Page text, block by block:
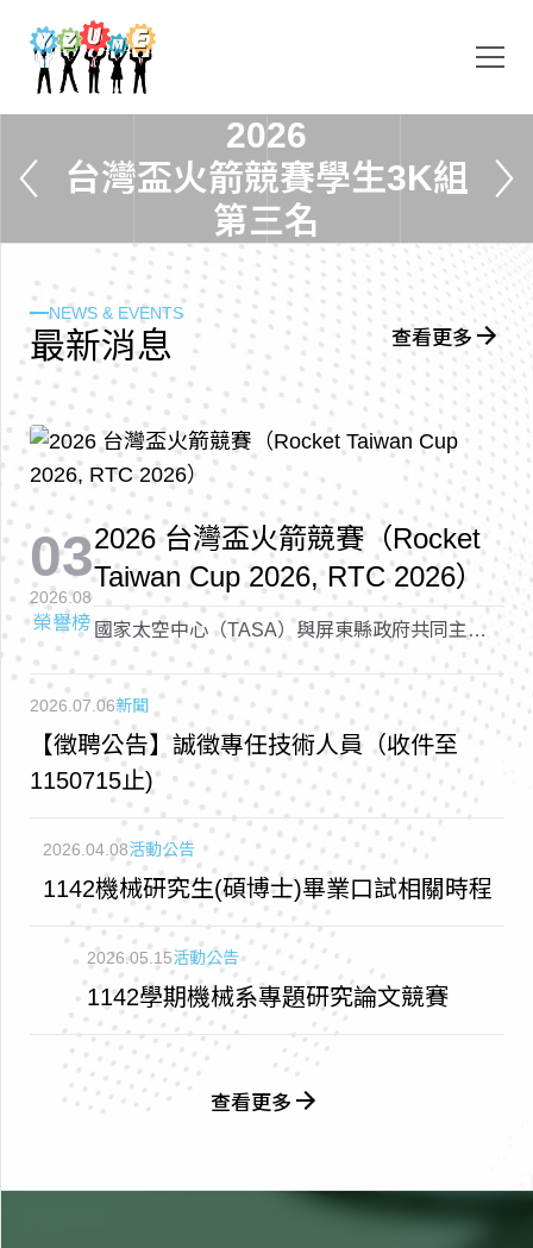
2026
台灣盃火箭競賽學生3K組
第三名
NEWS & EVENTS
最新消息 查看更多
03
2026.08
榮譽榜
2026 台灣盃火箭競賽（Rocket
Taiwan Cup 2026, RTC 2026）
國家太空中心（TASA）與屏東縣政府共同主辦
的「2026 台灣盃火箭競賽（Rocket Taiwan Cup
2026, RTC 2026）
2026.07.06新聞
【徵聘公告】誠徵專任技術人員（收件至
1150715止)
2026.04.08活動公告
1142機械研究生(碩博士)畢業口試相關時程
2026.05.15活動公告
1142學期機械系專題研究論文競賽
查看更多